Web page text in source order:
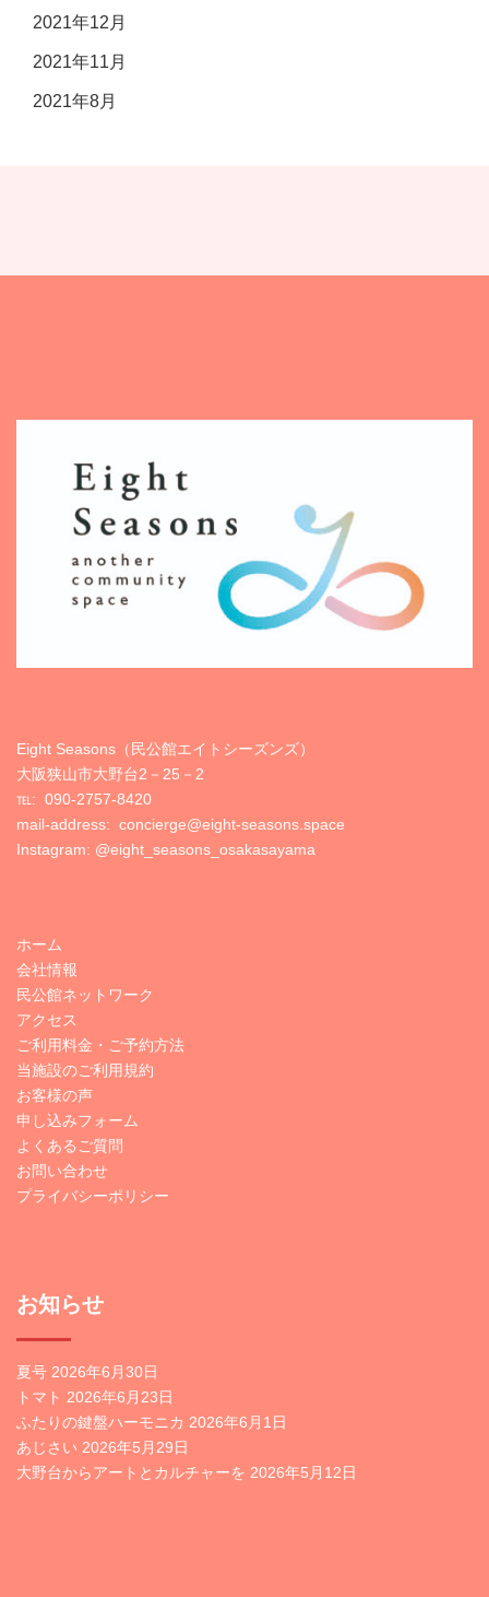
2021年12月
2021年11月
2021年8月
Eight Seasons（民公館エイトシーズンズ）
大阪狭山市大野台2－25－2
℡: 090-2757-8420
mail-address: concierge@eight-seasons.space
Instagram: @eight_seasons_osakasayama
ホーム
会社情報
民公館ネットワーク
アクセス
ご利用料金・ご予約方法
当施設のご利用規約
お客様の声
申し込みフォーム
よくあるご質問
お問い合わせ
プライバシーポリシー
お知らせ
夏号 2026年6月30日
トマト 2026年6月23日
ふたりの鍵盤ハーモニカ 2026年6月1日
あじさい 2026年5月29日
大野台からアートとカルチャーを 2026年5月12日